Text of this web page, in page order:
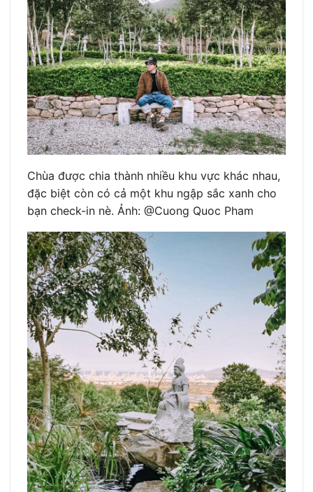
Chùa được chia thành nhiều khu vực khác nhau,
đặc biệt còn có cả một khu ngập sắc xanh cho
bạn check-in nè. Ảnh: @Cuong Quoc Pham